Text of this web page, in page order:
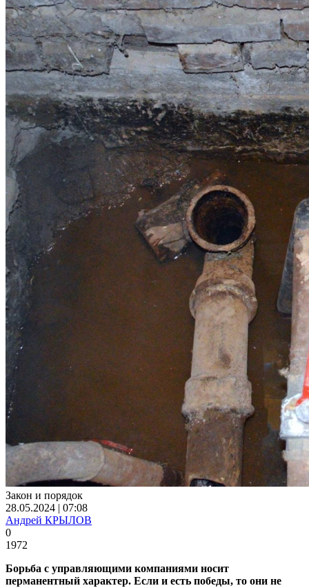
Закон и порядок
28.05.2024 | 07:08
Андрей КРЫЛОВ
0
1972
Борьба с управляющими компаниями носит
перманентный характер. Если и есть победы, то они не